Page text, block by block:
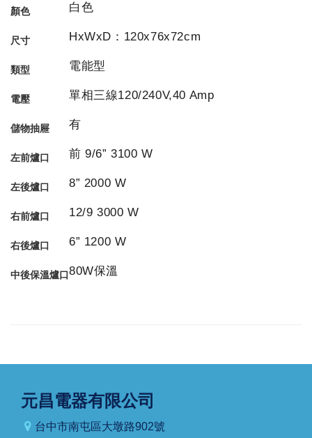
顏色 白色
尺寸 HxWxD：120x76x72cm
類型 電能型
電壓 單相三線120/240V,40 Amp
儲物抽屜 有
左前爐口 前 9/6” 3100 W
左後爐口 8” 2000 W
右前爐口 12/9 3000 W
右後爐口 6” 1200 W
中後保溫爐口80W保溫
元昌電器有限公司
台中市南屯區大墩路902號